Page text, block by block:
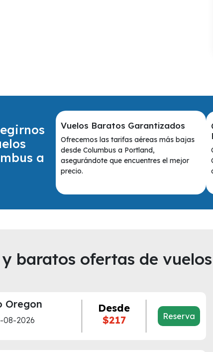
a
Vuelos Baratos Garantizados
Ofrecemos las tarifas aéreas más bajas
desde Columbus a Portland,
asegurándote que encuentres el mejor
precio.
y baratos ofertas de
Oregon
08-2026
Desde
$217
Reserva